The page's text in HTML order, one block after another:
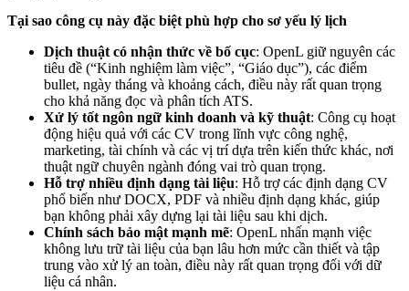
Tại sao công cụ này đặc biệt phù hợp cho sơ yếu lý lịch
Dịch thuật có nhận thức về bố cục: OpenL giữ nguyên các
tiêu đề (“Kinh nghiệm làm việc”, “Giáo dục”), các điểm
bullet, ngày tháng và khoảng cách, điều này rất quan trọng
cho khả năng đọc và phân tích ATS.
Xử lý tốt ngôn ngữ kinh doanh và kỹ thuật: Công cụ hoạt
động hiệu quả với các CV trong lĩnh vực công nghệ,
marketing, tài chính và các vị trí dựa trên kiến thức khác, nơi
thuật ngữ chuyên ngành đóng vai trò quan trọng.
Hỗ trợ nhiều định dạng tài liệu: Hỗ trợ các định dạng CV
phổ biến như DOCX, PDF và nhiều định dạng khác, giúp
bạn không phải xây dựng lại tài liệu sau khi dịch.
Chính sách bảo mật mạnh mẽ: OpenL nhấn mạnh việc
không lưu trữ tài liệu của bạn lâu hơn mức cần thiết và tập
trung vào xử lý an toàn, điều này rất quan trọng đối với dữ
liệu cá nhân.